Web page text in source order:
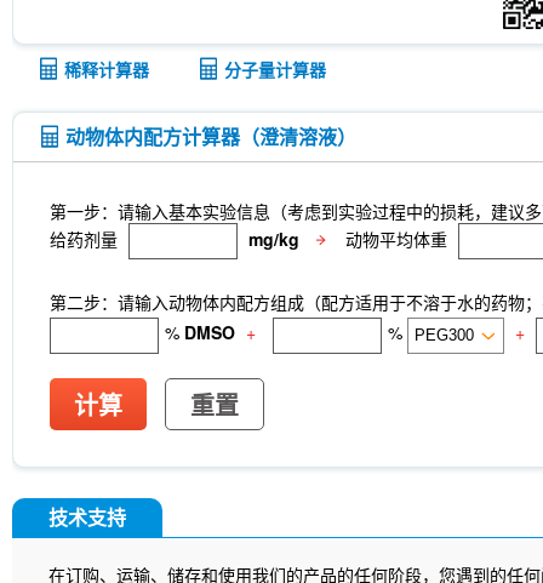
稀释计算器 分子量计算器
动物体内配方计算器（澄清溶液）
第一步：请输入基本实验信息（考虑到实验过程中的损耗，建议
给药剂量
mg/kg 动物平均体重
第二步：请输入动物体内配方组成（配方适用于不溶于水的药物
% DMSO + % +
计算 重置
技术支持
在订购、运输、储存和使用我们的产品的任何阶段，您遇到的任